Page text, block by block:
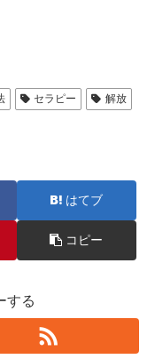
セラピー
解放
はてブ
コピー
する